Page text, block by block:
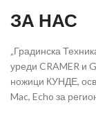
ЗА НАС
„Градинска
уреди CRAMER и
ножици КУНДЕ,
Mac, Echo за